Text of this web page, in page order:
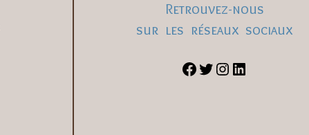
Retrouvez-nous
sur les réseaux sociaux